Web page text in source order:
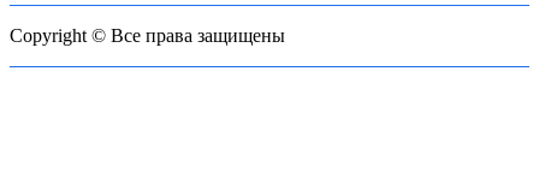
Copyright © Все права защищены